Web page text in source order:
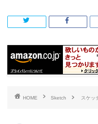
HOME Sketch スケッ